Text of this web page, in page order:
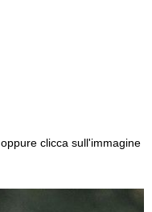
oppure clicca sull'immagine